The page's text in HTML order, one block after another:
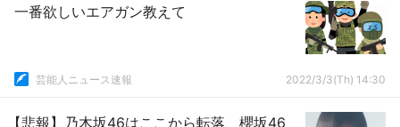
一番欲しいエアガン教えて
芸能人ニュース速報 2022/3/3(Th) 14:30
【悲報】乃木坂46はここから転落、櫻坂46